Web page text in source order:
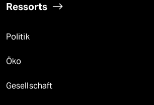
Ressorts
Politik
Öko
Gesellschaft